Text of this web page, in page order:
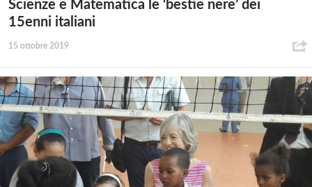
Scienze e Matematica le ‘bestie nere’ dei
15enni italiani
15 ottobre 2019